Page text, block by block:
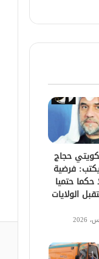
حجاج
فرضية
حكما حتميا
الولايات